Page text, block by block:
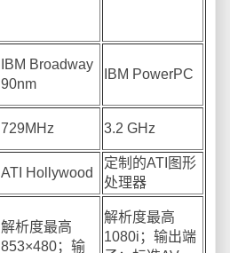
IBM Broadway
90nm
IBM PowerPC
729MHz 3.2 GHz
ATI Hollywood
定制的ATI图形
处理器
解析度最高
853×480；输
解析度最高
1080i；输出端